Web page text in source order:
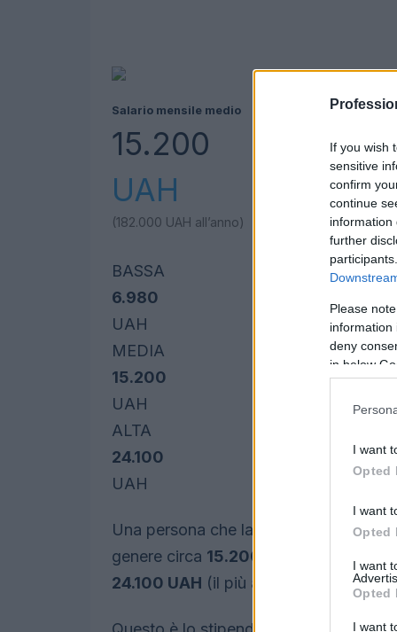
If you wish
sensitive
confirm
continue
information
further
Please
information
deny
in below
I want
Opted
I want
Opted
I want
Opted
I want
Salario mensile medio
15.200
UAH
(182.000 UAH all’anno)
BASSA
6.980
UAH
MEDIA
15.200
UAH
ALTA
24.100
UAH
Una persona che lavora come
genere circa 15.200 UAH
24.100 UAH (il più alto).